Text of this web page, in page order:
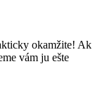
okamžite! Ak
vám ju ešte